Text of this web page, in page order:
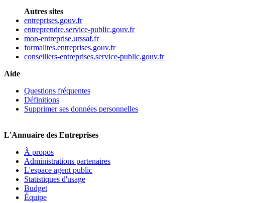
Autres sites
entreprises.gouv.fr
entreprendre.service-public.gouv.fr
mon-entreprise.urssaf.fr
formalites.entreprises.gouv.fr
conseillers-entreprises.service-public.gouv.fr
Aide
Questions fréquentes
Définitions
Supprimer ses données personnelles
L'Annuaire des Entreprises
À propos
Administrations partenaires
L'espace agent public
Statistiques d'usage
Budget
Équipe